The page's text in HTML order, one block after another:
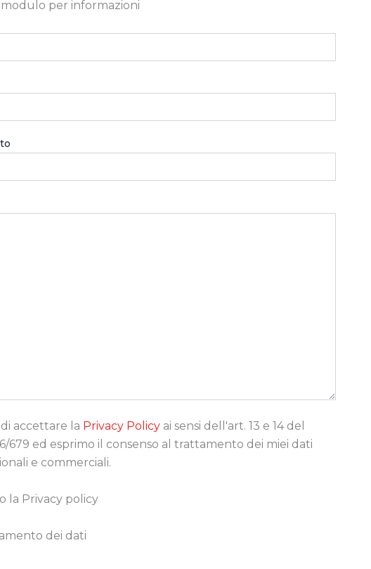
per informazioni
accettare la Privacy Policyai sensi dell'art. 13 e 14 del
679 ed esprimo il consenso al trattamento dei miei dati
e commerciali.
la Privacy policy
dei dati